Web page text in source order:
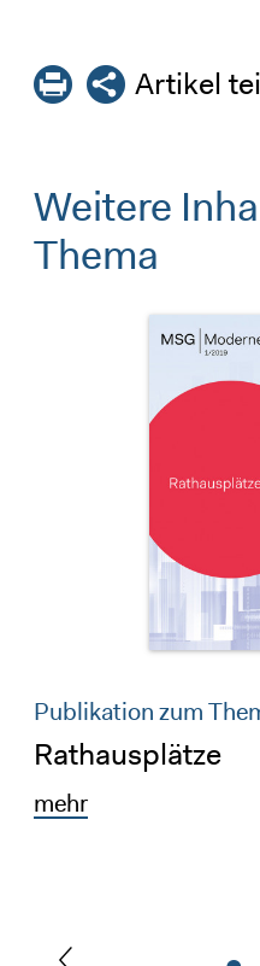
Artikel
Weitere
Thema
Publikation zum
Rathausplätze
mehr